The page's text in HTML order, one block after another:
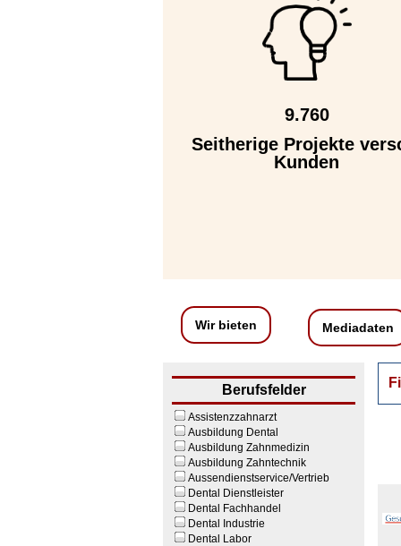
9.760
Seitherige Projekte
Kunden
Wir bieten Mediadaten
Berufsfelder
Assistenzzahnarzt
Ausbildung Dental
Ausbildung Zahnmedizin
Ausbildung Zahntechnik
Aussendienstservice/Vertrieb
Dental Dienstleister
Dental Fachhandel
Dental Industrie
Dental Labor